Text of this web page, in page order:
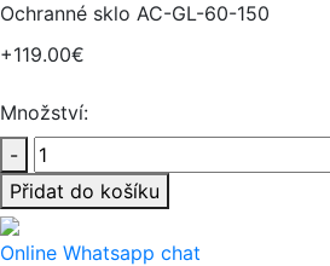
Ochranné sklo AC-GL-60-150
+119.00€
Množství:
-
Přidat do košíku
Online Whatsapp chat